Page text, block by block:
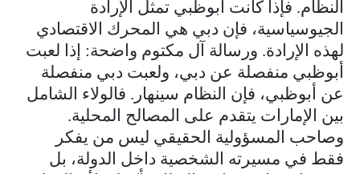
النظام. فإذا كانت أبوظبي تمثل الإرادة
الجيوسياسية، فإن دبي هي المحرك الاقتصادي
لهذه الإرادة. ورسالة آل مكتوم واضحة: إذا لعبت
أبوظبي منفصلة عن دبي، ولعبت دبي منفصلة
عن أبوظبي، فإن النظام سينهار. فالولاء الشامل
بين الإمارات يتقدم على المصالح المحلية.
وصاحب المسؤولية الحقيقي ليس من يفكر
فقط في مسيرته الشخصية داخل الدولة، بل